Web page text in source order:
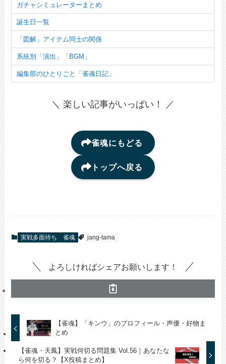
ガチャシミュレーターまとめ
誕生日一覧
「図解」アイテム同士の関係
系統別「演出」「BGM」
編集部のひとりごと「雀魂日記」
＼ 楽しい記事がいっぱい！ ／
雀魂にもどる
トップへ戻る
実戦多面待ち 雀魂 jang-tama
よろしければシェアお願いします！
【雀魂】「キンウ」のプロフィール・声優・好物ま
とめ
【雀魂・天鳳】実戦何切る問題集 Vol.56｜あなたな
ら何を切る？【X投稿まとめ】